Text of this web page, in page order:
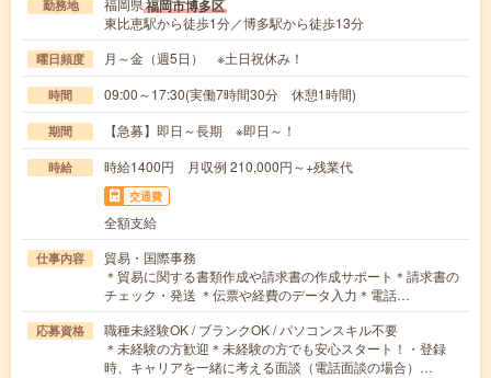
勤務地 福岡市博多区
東比恵駅から徒歩1分／博多駅から徒歩13分
曜日頻度 月～金（週5日） ※土日祝休み！
時間 09:00～17:30(実働7時間30分 休憩1時間)
期間 【急募】即日～長期 ※即日～！
時給 時給1400円 月収例 210,000円～+残業代
交通費
全額支給
仕事内容
貿易・国際事務
＊貿易に関する書類作成や請求書の作成サポート＊請求書の
チェック・発送 ＊伝票や経費のデータ入力＊電話…
応募資格
職種未経験OK / ブランクOK / パソコンスキル不要
＊未経験の方歓迎＊未経験の方でも安心スタート！・登録
時、キャリアを一緒に考える面談（電話面談の場合）…